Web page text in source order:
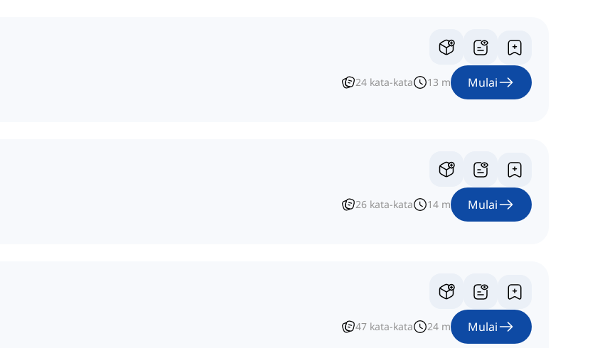
24 kata-kata 13 m Mulai
26 kata-kata 14 m Mulai
47 kata-kata 24 m Mulai